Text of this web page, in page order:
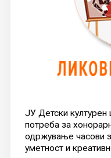
ЈУ Детски културен
потреба за
одржување часови
уметност и